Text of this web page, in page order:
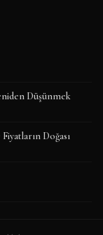
Düşünmek
Doğası